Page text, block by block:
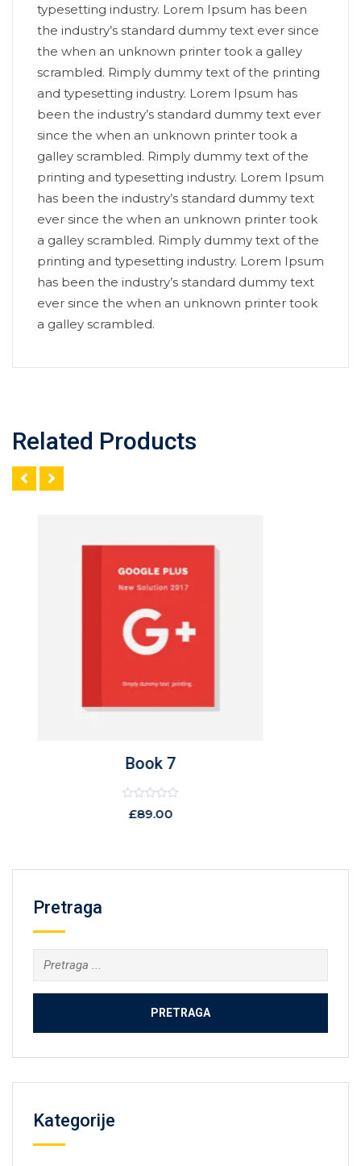
typesetting industry. Lorem Ipsum has been
the industry’s standard dummy text ever since
the when an unknown printer took a galley
scrambled. Rimply dummy text of the printing
and typesetting industry. Lorem Ipsum has
been the industry’s standard dummy text ever
since the when an unknown printer took a
galley scrambled. Rimply dummy text of the
printing and typesetting industry. Lorem Ipsum
has been the industry’s standard dummy text
ever since the when an unknown printer took
a galley scrambled. Rimply dummy text of the
printing and typesetting industry. Lorem Ipsum
has been the industry’s standard dummy text
ever since the when an unknown printer took
a galley scrambled.
Related Products
Book 7
89.00
Pretraga
Kategorije